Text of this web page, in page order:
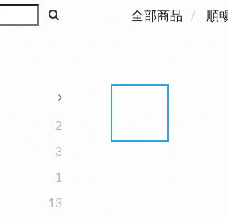
2
3
1
13
全部商品 順